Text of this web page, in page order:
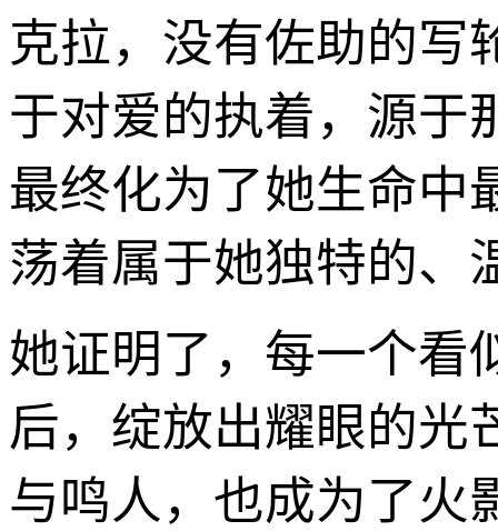
克拉，没有佐助的写
于对爱的执着，源于
最终化为了她生命中
荡着属于她独特的、
她证明了，每一个看
后，绽放出耀眼的光
与鸣人，也成为了火